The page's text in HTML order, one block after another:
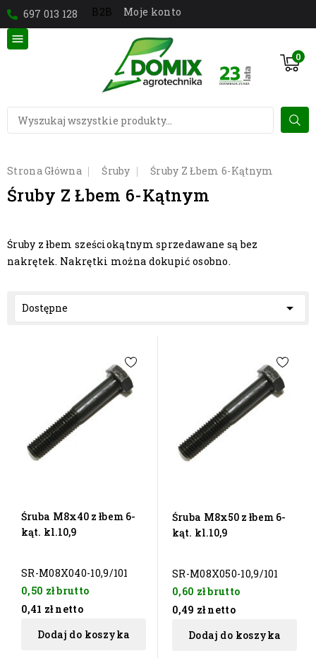
697 013 128 B2B Moje konto
0

Strona Główna Śruby Śruby Z Łbem 6-Kątnym
Śruby Z Łbem 6-Kątnym
Śruby z łbem sześciokątnym sprzedawane są bez
nakrętek. Nakrętki można dokupić osobno.
Dostępne 
Śruba M8x40 z łbem 6-
kąt. kl.10,9
SR-M08X040-10,9/101
0,50 złbrutto
0,41 zł netto
Dodaj do koszyka
Śruba M8x50 z łbem 6-
kąt. kl.10,9
SR-M08X050-10,9/101
0,60 złbrutto
0,49 zł netto
Dodaj do koszyka